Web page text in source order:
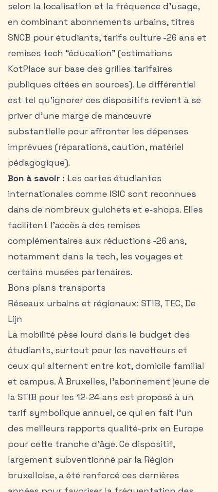
selon la localisation et la fréquence d’usage,
en combinant abonnements urbains, titres
SNCB pour étudiants, tarifs culture -26 ans et
remises tech “éducation” (estimations
KotPlace sur base des grilles tarifaires
publiques citées en sources). Le différentiel
est tel qu’ignorer ces dispositifs revient à se
priver d’une marge de manœuvre
substantielle pour affronter les dépenses
imprévues (réparations, caution, matériel
pédagogique).
Bon à savoir : Les cartes étudiantes
internationales comme ISIC sont reconnues
dans de nombreux guichets et e-shops. Elles
facilitent l’accès à des remises
complémentaires aux réductions -26 ans,
notamment dans la tech, les voyages et
certains musées partenaires.
Bons plans transports
Réseaux urbains et régionaux: STIB, TEC, De
Lijn
La mobilité pèse lourd dans le budget des
étudiants, surtout pour les navetteurs et
ceux qui alternent entre kot, domicile familial
et campus. À Bruxelles, l’abonnement jeune de
la STIB pour les 12-24 ans est proposé à un
tarif symbolique annuel, ce qui en fait l’un
des meilleurs rapports qualité-prix en Europe
pour cette tranche d’âge. Ce dispositif,
largement subventionné par la Région
bruxelloise, a été renforcé ces dernières